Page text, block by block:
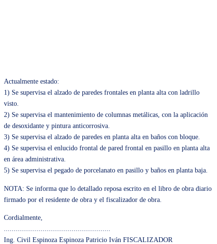
Actualmente estado:
1) Se supervisa el alzado de paredes frontales en planta alta con ladrillo
visto.
2) Se supervisa el mantenimiento de columnas metálicas, con la aplicación
de desoxidante y pintura anticorrosiva.
3) Se supervisa el alzado de paredes en planta alta en baños con bloque.
4) Se supervisa el enlucido frontal de pared frontal en pasillo en planta alta
en área administrativa.
5) Se supervisa el pegado de porcelanato en pasillo y baños en planta baja.
NOTA: Se informa que lo detallado reposa escrito en el libro de obra diario
firmado por el residente de obra y el fiscalizador de obra.
Cordialmente,
Ing. Civil Espinoza Espinoza Patricio Iván FISCALIZADOR